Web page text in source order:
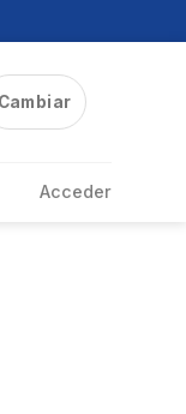
Cambiar
Acceder